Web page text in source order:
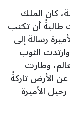
كان الملك
طالبةً أن تكتب
رسالة إلى
الثوب
وطارت
عن الأرض تاركةً
الأميرة